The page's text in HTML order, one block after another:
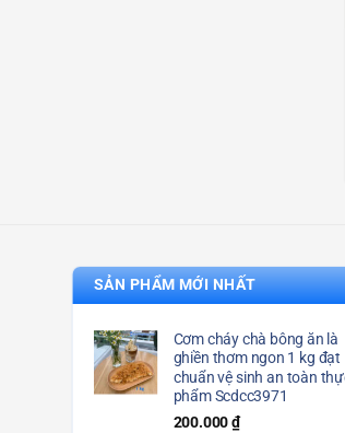
SẢN PHẨM MỚI NHẤT
Cơm cháy chà bông ăn là
ghiền thơm ngon 1 kg đạt
chuẩn vệ sinh an toàn
phẩm Scdcc3971
200.000₫